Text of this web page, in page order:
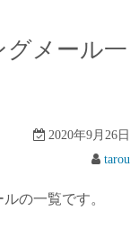
グメール一
2020年9月26日
tarou
の一覧です。